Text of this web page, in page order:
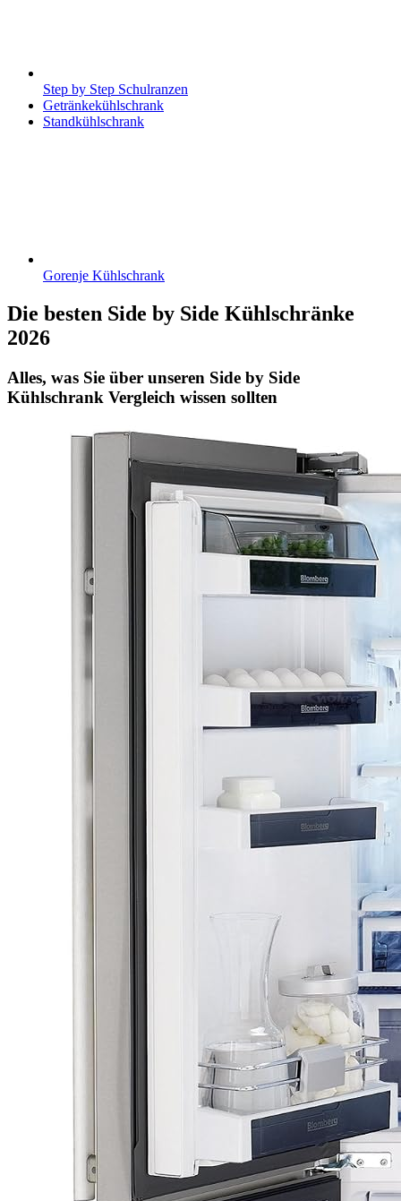
Step by Step Schulranzen
Getränkekühlschrank
Standkühlschrank
Gorenje Kühlschrank
Die besten Side by Side Kühlschränke
2026
Alles, was Sie über unseren Side by Side
Kühlschrank Vergleich wissen sollten